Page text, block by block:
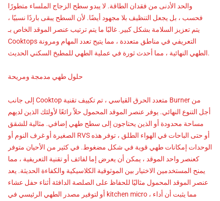
والحد الأدنى من فقدان الطاقة. لا يبدو سطح الزجاج الملساء متطورًا
فحسب ، بل يجعل التنظيف بلا مجهود أيضًا. لأن السطح يبقى باردًا نسبيًا ،
يتم تعزيز السلامة بشكل كبير. غالبًا ما يتم ترتيب عنصر الموقد الخاص بـ
Cooktops التعريفي في مناطق متعددة ، مما يتيح تعدد المهام ومرونة
الطهي النهائية ، مما أحدث ثورة في عملية الطهي للمطبخ السكني الحديث.
حلول طهي مدمجة ومريحة
إلى جانب Cooktop متعدد الحرق القياسي ، تم تكييف تقنية Burner من
أجل التنوع النهائي. يوفر عنصر الموقد المحمول حلاً رائعًا لأولئك الذين لديهم
مساحة محدودة أو الذين يحتاجون إلى سطح طهي إضافي. مثالية للشقق
الصغيرة أو غرف النوم أو RVS أو حتى الباحات في الهواء الطلق ، توفر هذه
الوحدات إمكانات طهي قوية في شكل مضغوط. في كثير من الأحيان متوفر
كعنصر واحد الموقد ، يمكن أن يعرض إما لفائف أو تقنية التعريفية ، مما
يمنح المستخدمين الاختيار بين الموثوقية الكلاسيكية والكفاءة الحديثة. يعد
عنصر الموقد المحمول مثاليًا للحفاظ على الصلصة الدافئة أثناء حفل عشاء
أو لتوفير مصدر الطهي الرئيسي في kitchen micro ، مما يثبت أن أداء